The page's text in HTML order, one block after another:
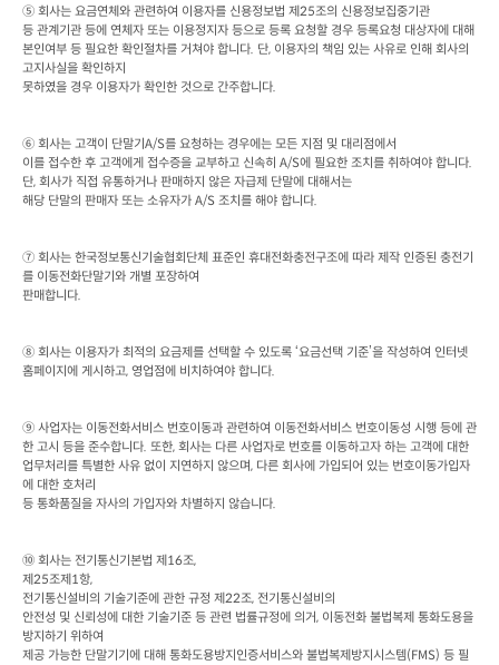
⑤ 회사는 요금연체와 관련하여 이용자를 신용정보법 제 25조의 신용정보집중기관
등 관계기관 등에 연체자 또는 이용정지자 등으로 등록 요청할 경우 등록요청 대상자에 대해
본인여부 등 필요한 확인절차를 거쳐야 합니다. 단, 이용자의 책임 있는 사유로 인해 회사의
고지사실을 확인하지
못하였을 경우 이용자가 확인한 것으로 간주합니다.
⑥ 회사는 고객이 단말기 A/S를 요청하는 경우에는 모든 지점 및 대리점에서
이를 접수한 후 고객에게 접수증을 교부하고 신속히 A/S에 필요한 조치를 취하여야 합니다
단, 회사가 직접 유통하거나 판매하지 않은 자급제 단말에 대해서는
해당 단말의 판매자 또는 소유자가 A/S 조치를 해야 합니다.
⑦ 회사는 한국정보통신기술협회단체 표준인 휴대전화충전구조에 따라 제작 인증된 충전기
를 이동전화단말기와 개별 포장하여
판매합니다.
⑧ 회사는 이용자가 최적의 요금제를 선택할 수 있도록 ‘요금선택 기준’을 작성하여 인터넷
홈페이지에 게시하고, 영업점에 비치하여야 합니다.
⑨ 사업자는 이동전화서비스 번호이동과 관련하여 이동전화서비스 번호이동성 시행 등에 관
한 고시 등을 준수합니다. 또한, 회사는 다른 사업자로 번호를 이동하고자 하는 고객에 대한
업무처리를 특별한 사유 없이 지연하지 않으며, 다른 회사에 가입되어 있는 번호이동가입자
에 대한 호처리
등 통화품질을 자사의 가입자와 차별하지 않습니다.
⑩ 회사는 전기통신기본법 제 16조
제 25조제 1항
전기통신설비의 기술기준에 관한 규정 제 22조, 전기통신설비의
안전성 및 신뢰성에 대한 기술기준 등 관련 법률규정에 의거, 이동전화 불법복제 통화도용을
방지하기 위하여
제공 가능한 단말기기에 대해 통화도용방지인증서비스와 불법복제방지시스템(FMS) 등 필